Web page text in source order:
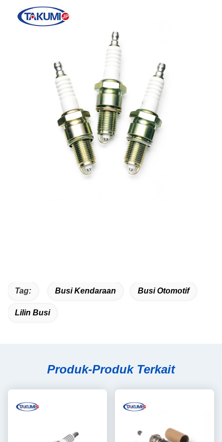
Tag: Busi Kendaraan Busi Otomotif
Lilin Busi
Produk-Produk Terkait